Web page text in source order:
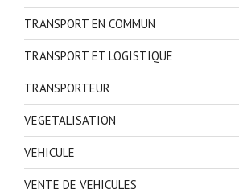
TRANSPORT EN COMMUN
TRANSPORT ET LOGISTIQUE
TRANSPORTEUR
VEGETALISATION
VEHICULE
VENTE DE VEHICULES